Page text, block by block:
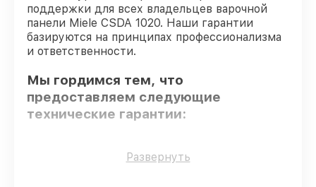
поддержки для всех владельцев варочной
панели Miele CSDA 1020. Наши гарантии
базируются на принципах профессионализма
и ответственности.
Мы гордимся тем, что
предоставляем следующие
технические гарантии:
Только фирменные комплектующие
Развернуть